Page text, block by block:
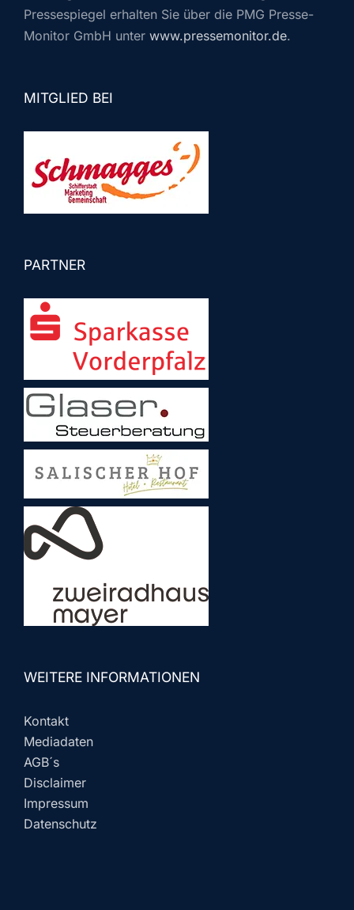
Pressespiegel erhalten Sie über die PMG Presse-
Monitor GmbH unter www.pressemonitor.de.
MITGLIED BEI
PARTNER
WEITERE INFORMATIONEN
Kontakt
Mediadaten
AGB´s
Disclaimer
Impressum
Datenschutz